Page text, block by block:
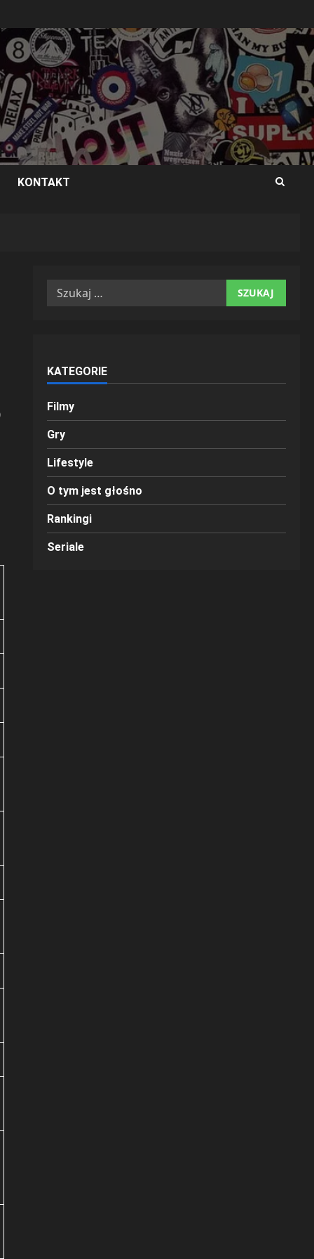
KONTAKT
Szukaj:
KATEGORIE
Filmy
Gry
Lifestyle
O tym jest głośno
Rankingi
Seriale